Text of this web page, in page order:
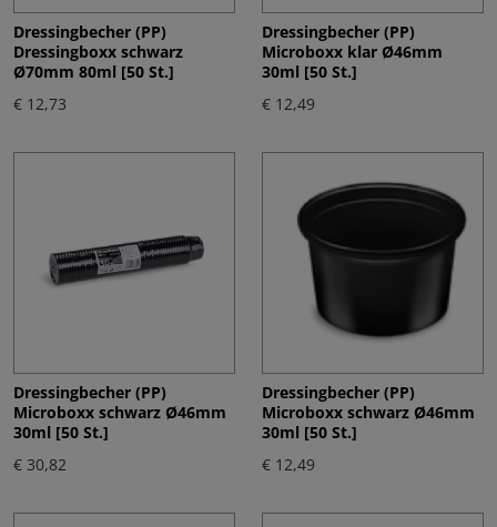
Dressingbecher (PP)
Dressingboxx schwarz
Ø70mm 80ml [50 St.]
€ 12,73
Dressingbecher (PP)
Microboxx klar Ø46mm
30ml [50 St.]
€ 12,49
Dressingbecher (PP)
Microboxx schwarz Ø46mm
30ml [50 St.]
€ 30,82
Dressingbecher (PP)
Microboxx schwarz Ø46mm
30ml [50 St.]
€ 12,49